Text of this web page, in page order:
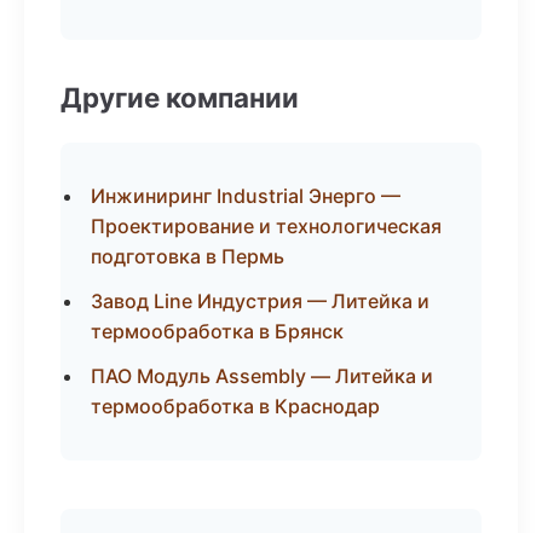
Другие компании
Инжиниринг Industrial Энерго —
Проектирование и технологическая
подготовка в Пермь
Завод Line Индустрия — Литейка и
термообработка в Брянск
ПАО Модуль Assembly — Литейка и
термообработка в Краснодар